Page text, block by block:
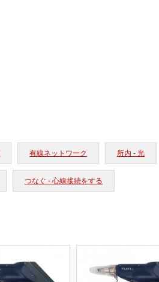
有線ネットワーク 所内 - 光
つなぐ - 心線接続をする